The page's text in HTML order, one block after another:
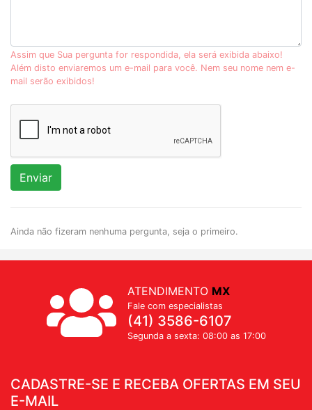
Assim que Sua pergunta for respondida, ela será exibida abaixo!
Além disto enviaremos um e-mail para você. Nem seu nome nem e-
mail serão exibidos!
Enviar
Ainda não fizeram nenhuma pergunta, seja o primeiro.
CADASTRE-SE E RECEBA OFERTAS EM SEU
E-MAIL
ATENDIMENTO MX
Fale com especialistas
(41) 3586-6107
Segunda a sexta: 08:00 as 17:00